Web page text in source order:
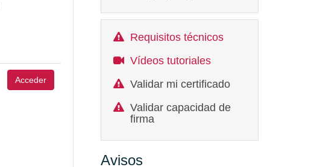
Acceder
Requisitos técnicos
Vídeos tutoriales
Validar mi certificado
Validar capacidad de
firma
Avisos